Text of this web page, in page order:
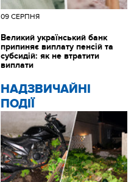
НАДЗВИЧАЙНІ
ПОДІЇ
09 СЕРПНЯ
Великий український банк
припиняє виплату пенсій та
субсидій: як не втратити
виплати